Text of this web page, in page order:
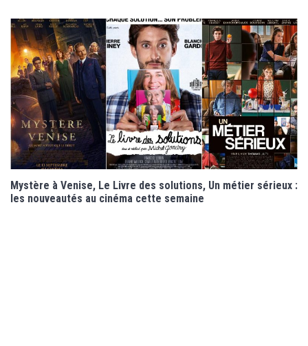
Mystère à Venise, Le Livre des solutions, Un métier sérieux :
les nouveautés au cinéma cette semaine